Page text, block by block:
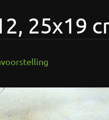
25x19